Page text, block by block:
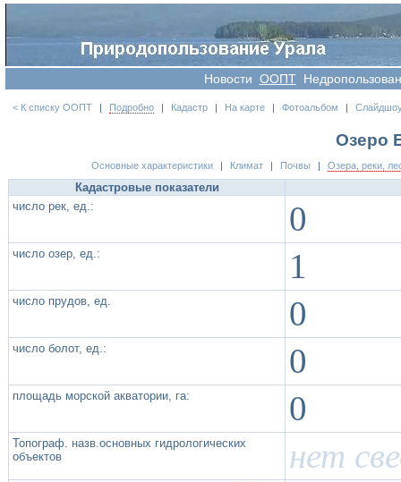
Новости OOПT
< К списку ООПТ | Подробно | Кадастр | На карте | Фотоальбом |
Озеро
Основные характеристики Климат Почвы Озера, реки,
Кадастровые показатели
число рек, ед.:
0
число озер, ед.: 1
число прудов, ед. 0
число болот, ед.: 0
площадь морской акватории, га: 0
Топограф. назв.основных гидрологических
объектов
нет